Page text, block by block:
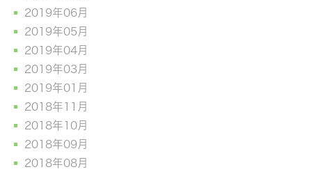
2019年06月
2019年05月
2019年04月
2019年03月
2019年01月
2018年11月
2018年10月
2018年09月
2018年08月